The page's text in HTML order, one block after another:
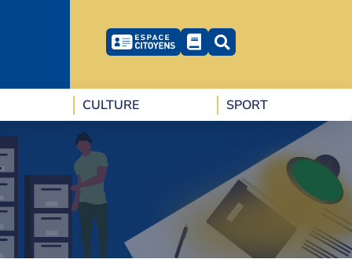
CULTURE SPORT